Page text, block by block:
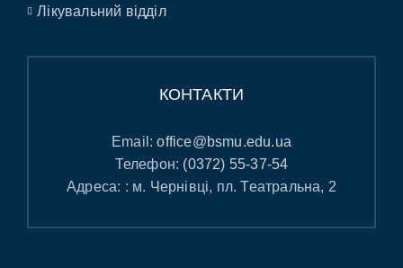
Лікувальний відділ
КОНТАКТИ
Email:office@bsmu.edu.ua
Телефон: (0372) 55-37-54
Адреса: : м. Чернівці, пл. Театральна, 2